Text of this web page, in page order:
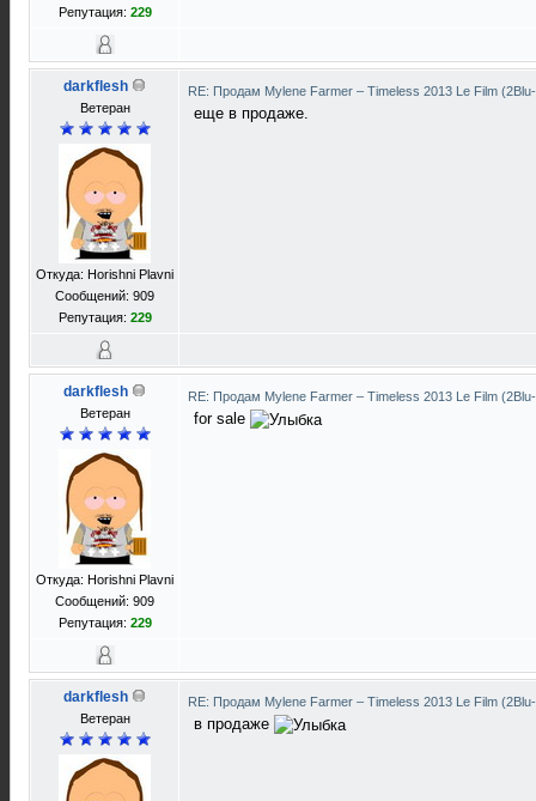
Репутация: 229
darkflesh
Ветеран
Откуда: Horishni Plavni
Сообщений: 909
Репутация: 229
RE: Продам Mylene Farmer ‎– Timeless 2013 Le Film
еще в продаже.
darkflesh
Ветеран
Откуда: Horishni Plavni
Сообщений: 909
Репутация: 229
RE: Продам Mylene Farmer ‎– Timeless 2013 Le Film
for sale
darkflesh
Ветеран
RE: Продам Mylene Farmer ‎– Timeless 2013 Le Film
в продаже